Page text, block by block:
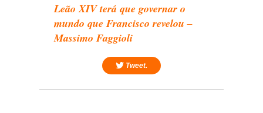
Leão XIV terá que governar o
mundo que Francisco revelou –
Massimo Faggioli
Tweet.